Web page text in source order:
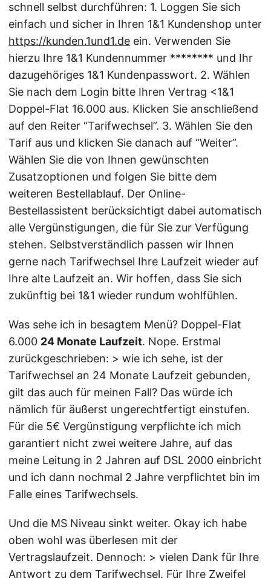
schnell selbst durchführen: 1. Loggen Sie sich
einfach und sicher in Ihren 1&1 Kundenshop unter
https://kunden.1und1.de ein. Verwenden Sie
hierzu Ihre 1&1 Kundennummer ******** und Ihr
dazugehöriges 1&1 Kundenpasswort. 2. Wählen
Sie nach dem Login bitte Ihren Vertrag <1&1
Doppel-Flat 16.000 aus. Klicken Sie anschließend
auf den Reiter “Tarifwechsel”. 3. Wählen Sie den
Tarif aus und klicken Sie danach auf “Weiter”.
Wählen Sie die von Ihnen gewünschten
Zusatzoptionen und folgen Sie bitte dem
weiteren Bestellablauf. Der Online-
Bestellassistent berücksichtigt dabei automatisch
alle Vergünstigungen, die für Sie zur Verfügung
stehen. Selbstverständlich passen wir Ihnen
gerne nach Tarifwechsel Ihre Laufzeit wieder auf
Ihre alte Laufzeit an. Wir hoffen, dass Sie sich
zukünftig bei 1&1 wieder rundum wohlfühlen.
Was sehe ich in besagtem Menü? Doppel-Flat
6.000 24 Monate Laufzeit. Nope. Erstmal
zurückgeschrieben: > wie ich sehe, ist der
Tarifwechsel an 24 Monate Laufzeit gebunden,
gilt das auch für meinen Fall? Das würde ich
nämlich für äußerst ungerechtfertigt einstufen.
Für die 5€ Vergünstigung verpflichte ich mich
garantiert nicht zwei weitere Jahre, auf das
meine Leitung in 2 Jahren auf DSL 2000 einbricht
und ich dann nochmal 2 Jahre verpflichtet bin im
Falle eines Tarifwechsels.
Und die MS Niveau sinkt weiter. Okay ich habe
oben wohl was überlesen mit der
Vertragslaufzeit. Dennoch: > vielen Dank für Ihre
Antwort zu dem Tarifwechsel. Für Ihre Zweifel